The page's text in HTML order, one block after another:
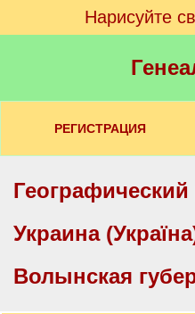
Нарисуйте
РЕГИСТРАЦИЯ
Географический
Украина
Волынская